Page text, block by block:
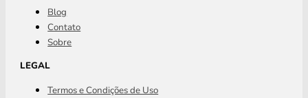
Blog
Contato
Sobre
LEGAL
Termos e Condições de Uso